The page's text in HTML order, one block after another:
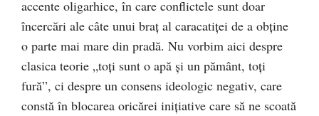
accente oligarhice, în care conflictele sunt doar
încercări ale câte unui braţ al caracatiţei de a obţine
o parte mai mare din pradă. Nu vorbim aici despre
clasica teorie „toţi sunt o apă şi un pământ, toţi
fură”, ci despre un consens ideologic negativ, care
constă în blocarea oricărei iniţiative care să ne scoată